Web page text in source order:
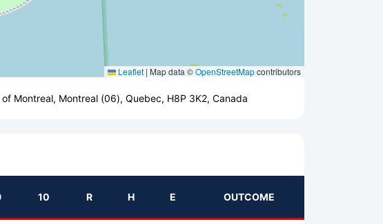
Leaflet | Map data ©OpenStreetMapcontributors
Montreal, Montreal (06), Quebec, H8P 3K2, Canada
10 R H E OUTCOME